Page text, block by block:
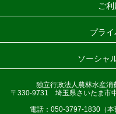
ご
プラ
ソーシャ
独立行政法人農林水産消
〒330-9731 埼玉県さいたま市
電話：050-3797-1830（